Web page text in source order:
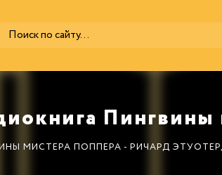
МИСТЕРА ПОППЕРА - РИЧАРД